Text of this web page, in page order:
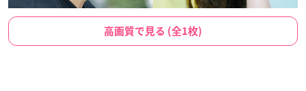
高画質で見る (全1枚)